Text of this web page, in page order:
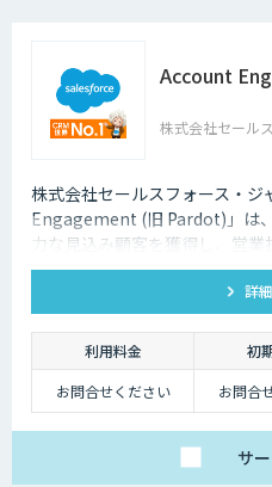
Account
株式会社セール
株式会社セールスフォース・
Engagement (旧 Pardot)」は
力な見込み顧客を獲得し、営
します。
詳
利用料金 初
お問合せください
お問合
サ